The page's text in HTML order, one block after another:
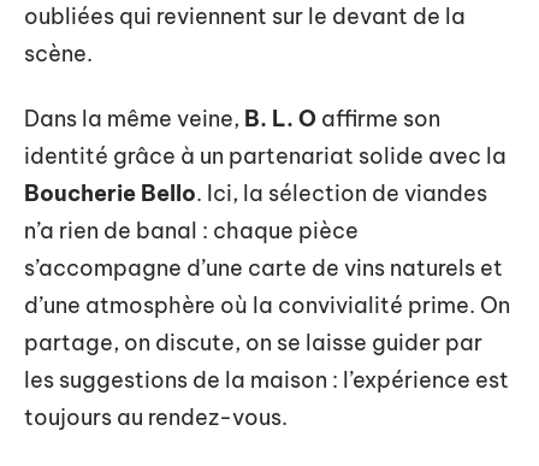
oubliées qui reviennent sur le devant de la
scène.
Dans la même veine, B. L. O affirme son
identité grâce à un partenariat solide avec la
Boucherie Bello. Ici, la sélection de viandes
n’a rien de banal : chaque pièce
s’accompagne d’une carte de vins naturels et
d’une atmosphère où la convivialité prime. On
partage, on discute, on se laisse guider par
les suggestions de la maison : l’expérience est
toujours au rendez-vous.